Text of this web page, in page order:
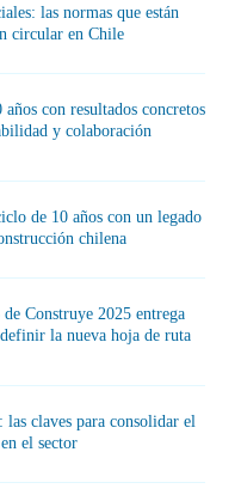
las normas que están
circular en Chile
con resultados concretos
y colaboración
de 10 años con un legado
chilena
Construye 2025 entrega
la nueva hoja de ruta
claves para consolidar el
el sector